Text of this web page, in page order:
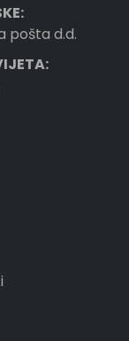
pošta d.d.